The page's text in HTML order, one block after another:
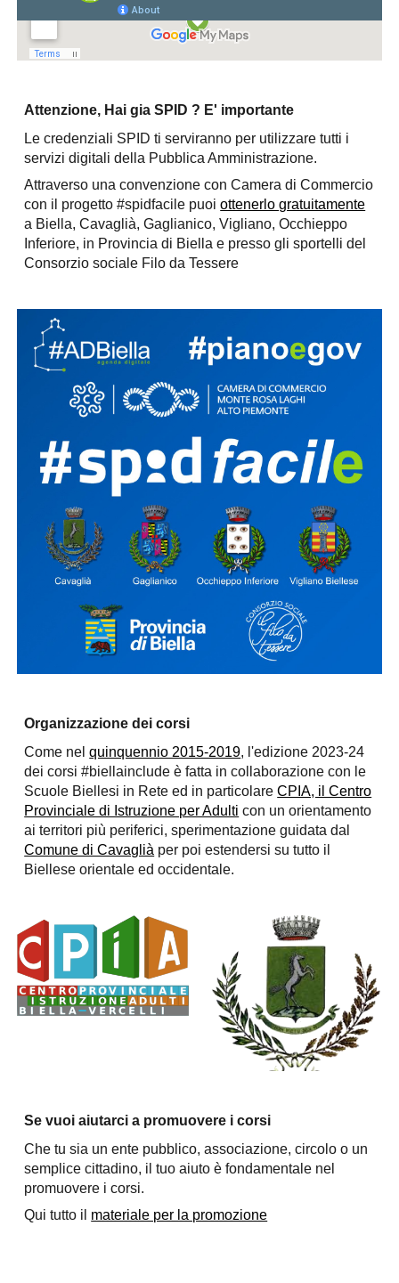
Attenzione, Hai gia SPID ? E' importante
Le credenziali SPID ti serviranno per utilizzare tutti i
servizi digitali della Pubblica Amministrazione.
Attraverso una convenzione con Camera di Commercio
con il progetto #spidfacile puoiottenerlo gratuitamente
a Biella, Cavaglià, Gaglianico, Vigliano, Occhieppo
Inferiore, in Provincia di Biella e presso gli sportelli del
Consorzio sociale Filo da Tessere
Organizzazione dei corsi
Come nelquinquennio 2015-2019, l'edizione 2023-24
dei corsi #biellainclude è fatta in collaborazione con le
Scuole Biellesi in Rete ed in particolareCPIA, il Centro
Provinciale di Istruzione per Adulti con un orientamento
ai territori più periferici, sperimentazione guidata dal
Comune di Cavaglià per poi estendersi su tutto il
Biellese orientale ed occidentale.
Se vuoi aiutarci a promuovere i corsi
Che tu sia un ente pubblico, associazione, circolo o un
semplice cittadino, il tuo aiuto è fondamentale nel
promuovere i corsi.
Qui tutto il materiale per la promozione